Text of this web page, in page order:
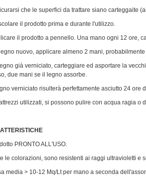
che le superfici da trattare siano carteggaite
il prodotto prima e durante l'utilizzo.
il prodotto a pennello. Una mano ogni 12 ore,
nuovo, applicare almeno 2 mani,
già verniciato, carteggiare ed asportare la
due mani se il legno assorbe.
verniciato risulterà perfettamente asciutto 24 ore
utilizzati, si possono pulire con acqua ragia o
PRONTO ALL'USO.
le colorazioni, sono resistenti ai raggi ultravioletti e
media > 10-12 Mq/Lt per mano a seconda